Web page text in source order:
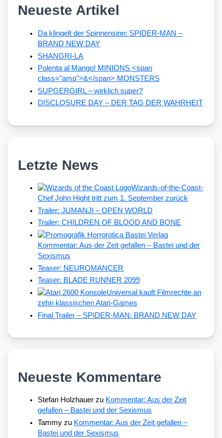
Neueste Artikel
Da klingelt der Spinnensinn: SPIDER-MAN –
BRAND NEW DAY
SHANGRI-LA
Polenta al Mango! MINIONS <span
class="amp">&</span> MONSTERS
SUPGERGIRL – wirklich super?
DISCLOSURE DAY – DER TAG DER WAHRHEIT
Letzte News
Wizards-of-the-Coast-
Chef John Hight tritt zum 1. September zurück
Trailer: JUMANJI – OPEN WORLD
Trailer: CHILDREN OF BLOOD AND BONE
Kommentar: Aus der Zeit gefallen – Bastei und der
Sexismus
Teaser: NEUROMANCER
Teaser: BLADE RUNNER 2099
Universal kauft Filmrechte an
zehn klassischen Atari-Games
Final Trailer – SPIDER-MAN: BRAND NEW DAY
Neueste Kommentare
Stefan Holzhauer zu Kommentar: Aus der Zeit
gefallen – Bastei und der Sexismus
Tammy zu Kommentar: Aus der Zeit gefallen –
Bastei und der Sexismus